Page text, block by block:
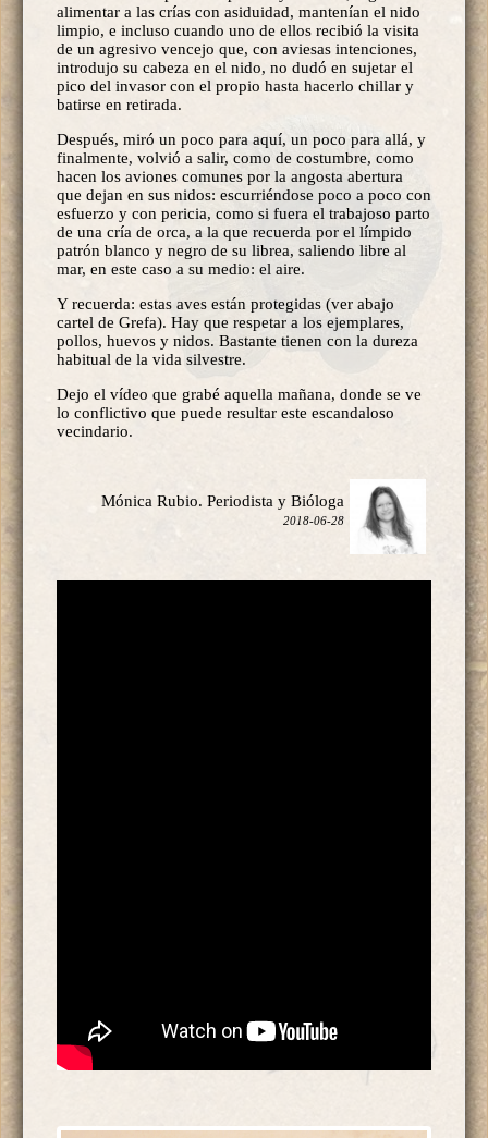
alimentar a las crías con asiduidad, mantenían el nido
limpio, e incluso cuando uno de ellos recibió la visita
de un agresivo vencejo que, con aviesas intenciones,
introdujo su cabeza en el nido, no dudó en sujetar el
pico del invasor con el propio hasta hacerlo chillar y
batirse en retirada.
Después, miró un poco para aquí, un poco para allá, y
finalmente, volvió a salir, como de costumbre, como
hacen los aviones comunes por la angosta abertura
que dejan en sus nidos: escurriéndose poco a poco con
esfuerzo y con pericia, como si fuera el trabajoso parto
de una cría de orca, a la que recuerda por el límpido
patrón blanco y negro de su librea, saliendo libre al
mar, en este caso a su medio: el aire.
Y recuerda: estas aves están protegidas (ver abajo
cartel de Grefa). Hay que respetar a los ejemplares,
pollos, huevos y nidos. Bastante tienen con la dureza
habitual de la vida silvestre.
Dejo el vídeo que grabé aquella mañana, donde se ve
lo conflictivo que puede resultar este escandaloso
vecindario.
Mónica Rubio. Periodista y Bióloga
2018-06-28